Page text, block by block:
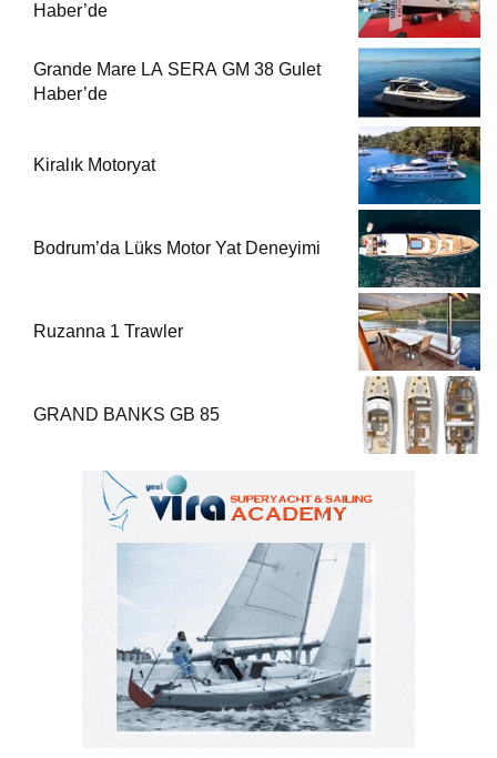
Haber’de
Grande Mare LA SERA GM 38 Gulet
Haber’de
Kiralık Motoryat
Bodrum’da Lüks Motor Yat Deneyimi
Ruzanna 1 Trawler
GRAND BANKS GB 85